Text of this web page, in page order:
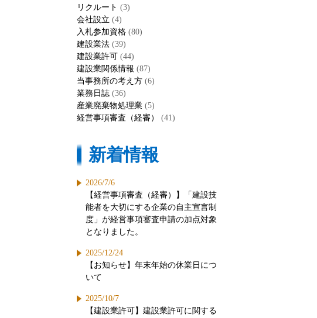
リクルート (3)
会社設立 (4)
入札参加資格 (80)
建設業法 (39)
建設業許可 (44)
建設業関係情報 (87)
当事務所の考え方 (6)
業務日誌 (36)
産業廃棄物処理業 (5)
経営事項審査（経審）
(41)
新着情報
2026/7/6
【経営事項審査（経審）】「建設技
能者を大切にする企業の自主宣言制
度」が経営事項審査申請の加点対象
となりました。
2025/12/24
【お知らせ】年末年始の休業日につ
いて
2025/10/7
【建設業許可】建設業許可に関する